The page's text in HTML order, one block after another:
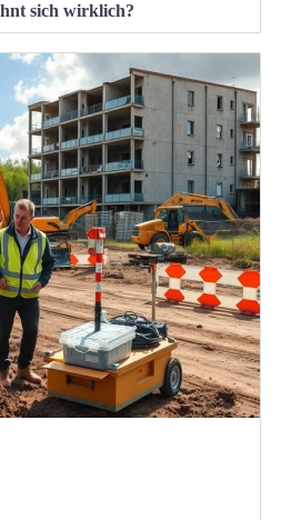
sich wirklich?